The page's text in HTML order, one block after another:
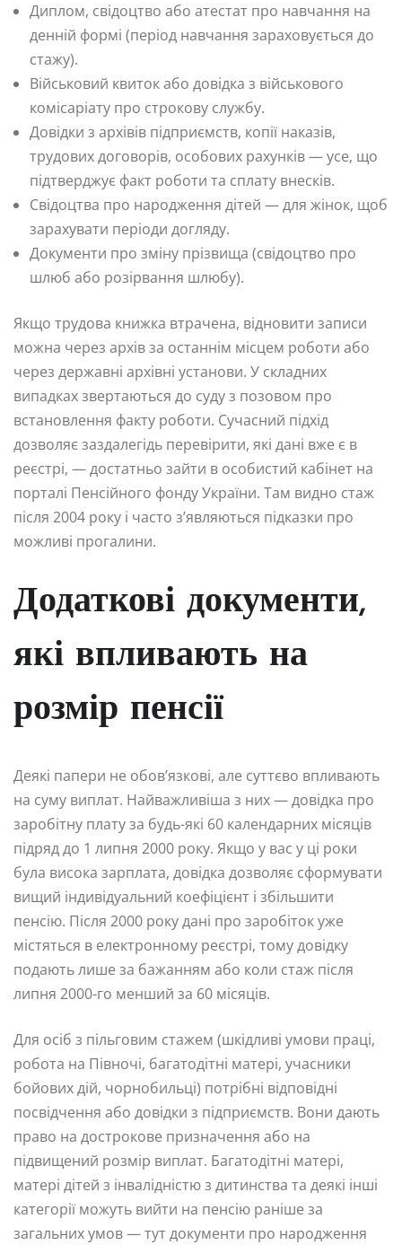
Диплом, свідоцтво або атестат про навчання на
денній формі (період навчання зараховується до
стажу).
Військовий квиток або довідка з військового
комісаріату про строкову службу.
Довідки з архівів підприємств, копії наказів,
трудових договорів, особових рахунків — усе, що
підтверджує факт роботи та сплату внесків.
Свідоцтва про народження дітей — для жінок, щоб
зарахувати періоди догляду.
Документи про зміну прізвища (свідоцтво про
шлюб або розірвання шлюбу).
Якщо трудова книжка втрачена, відновити записи
можна через архів за останнім місцем роботи або
через державні архівні установи. У складних
випадках звертаються до суду з позовом про
встановлення факту роботи. Сучасний підхід
дозволяє заздалегідь перевірити, які дані вже є в
реєстрі, — достатньо зайти в особистий кабінет на
порталі Пенсійного фонду України. Там видно стаж
після 2004 року і часто з’являються підказки про
можливі прогалини.
Додаткові документи,
які впливають на
розмір пенсії
Деякі папери не обов’язкові, але суттєво впливають
на суму виплат. Найважливіша з них — довідка про
заробітну плату за будь-які 60 календарних місяців
підряд до 1 липня 2000 року. Якщо у вас у ці роки
була висока зарплата, довідка дозволяє сформувати
вищий індивідуальний коефіцієнт і збільшити
пенсію. Після 2000 року дані про заробіток уже
містяться в електронному реєстрі, тому довідку
подають лише за бажанням або коли стаж після
липня 2000-го менший за 60 місяців.
Для осіб з пільговим стажем (шкідливі умови праці,
робота на Півночі, багатодітні матері, учасники
бойових дій, чорнобильці) потрібні відповідні
посвідчення або довідки з підприємств. Вони дають
право на дострокове призначення або на
підвищений розмір виплат. Багатодітні матері,
матері дітей з інвалідністю з дитинства та деякі інші
категорії можуть вийти на пенсію раніше за
загальних умов — тут документи про народження